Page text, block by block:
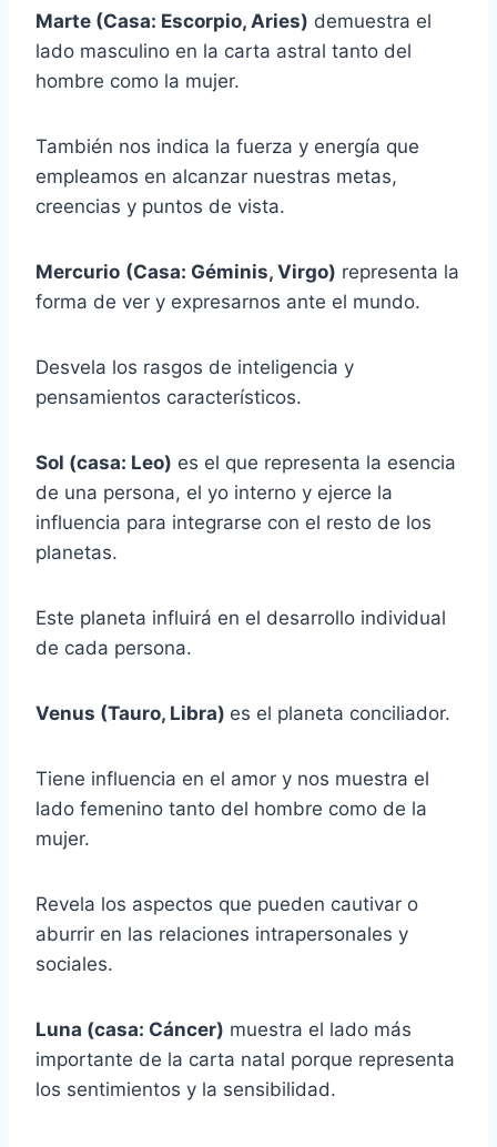
Marte (Casa: Escorpio, Aries) demuestra el
lado masculino en la carta astral tanto del
hombre como la mujer.
También nos indica la fuerza y energía que
empleamos en alcanzar nuestras metas,
creencias y puntos de vista.
Mercurio (Casa: Géminis, Virgo) representa la
forma de ver y expresarnos ante el mundo.
Desvela los rasgos de inteligencia y
pensamientos característicos.
Sol (casa: Leo) es el que representa la esencia
de una persona, el yo interno y ejerce la
influencia para integrarse con el resto de los
planetas.
Este planeta influirá en el desarrollo individual
de cada persona.
Venus (Tauro, Libra) es el planeta conciliador.
Tiene influencia en el amor y nos muestra el
lado femenino tanto del hombre como de la
mujer.
Revela los aspectos que pueden cautivar o
aburrir en las relaciones intrapersonales y
sociales.
Luna (casa: Cáncer) muestra el lado más
importante de la carta natal porque representa
los sentimientos y la sensibilidad.